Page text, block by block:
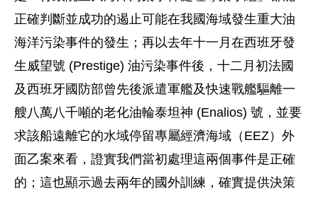
正確判斷並成功的遏止可能在我國海域發生重大油
海洋污染事件的發生；再以去年十一月在西班牙發
生威望號 (Prestige) 油污染事件後，十二月初法國
及西班牙國防部曾先後派遣軍艦及快速戰艦驅離一
艘八萬八千噸的老化油輪泰坦神 (Enalios) 號，並要
求該船遠離它的水域停留專屬經濟海域（EEZ）外
面乙案來看，證實我們當初處理這兩個事件是正確
的；這也顯示過去兩年的國外訓練，確實提供決策